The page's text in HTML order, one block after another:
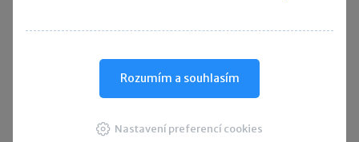
Účetní souvztažnosti Majetkové daně
Účetní slovníček Vzory smluv
Rozumím a souhlasím
Nastavení preferencí cookies